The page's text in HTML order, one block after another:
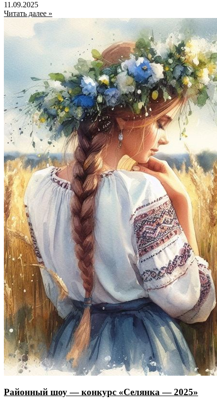
11.09.2025
Читать далее »
Районный шоу — конкурс «Селянка — 2025»